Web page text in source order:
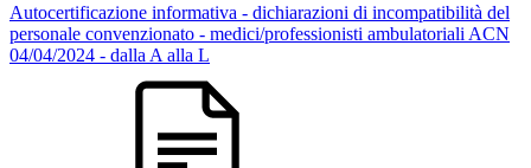
Autocertificazione informativa - dichiarazioni di incompatibilità del
personale convenzionato - medici/professionisti ambulatoriali ACN
04/04/2024 - dalla A alla L